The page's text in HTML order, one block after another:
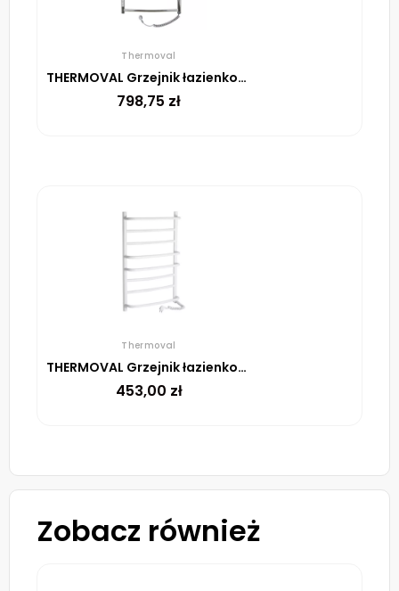
Thermoval
THERMOVAL Grzejnik łazienkowy, elektryczny TVX CL 80 STIG 105W
798,75 zł
Thermoval
THERMOVAL Grzejnik łazienkowy, elektryczny TVB SD 80 120W
453,00 zł
Zobacz również